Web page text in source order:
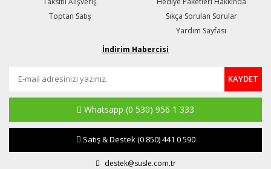
Toptan Satış
Sıkça Sorulan Sorular
Yardım Sayfası
İndirim Habercisi
KAYDET
Whatsapp (0 530) 956 1 333
Satış & Destek(0 850) 441 0 590
destek@susle.com.tr